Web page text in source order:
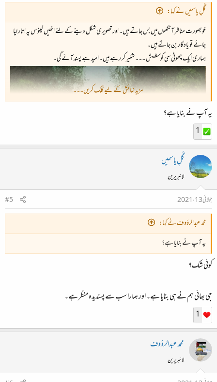
گُلِ یاسمیں نے کہا:
خوبصورت مناظر آنکھوں میں بس جاتے ہیں۔ اور تصویری شکل دینے کے لئے انھیں کینوس پہ اتار لیا
جائے تو یادگار بن جاتے ہیں۔
ہماری ایک چھوٹی سی کوشش ۔۔۔ شئیر کر رہے ہیں۔ امید ہے پسند آئے گی۔
مزید نمائش کے لیے کلک کریں۔۔۔
یہ آپ نے بنایا ہے؟
1
گُلِ یاسمیں
لائبریرین
جولائی 13، 2021
#5
محمد عبدالرؤوف نے کہا:
یہ آپ نے بنایا ہے؟
کوئی شک؟
جی بھائی ہم نے ہی بنایا ہے۔ اور ہمارا سب سے پسندیدہ منظر ہے۔
1
محمد عبدالرؤوف
لائبریرین